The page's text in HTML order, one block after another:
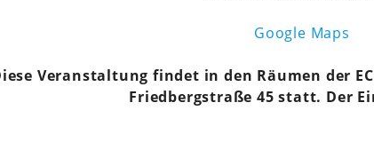
Google Maps
Veranstaltung findet in den Räumen der
Friedbergstraße 45 statt. Der